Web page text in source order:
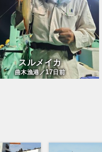
スルメイカ
曲木漁港／17 日前